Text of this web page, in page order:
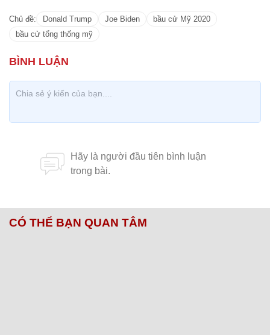
Chủ đề: Donald Trump Joe Biden
bầu cử Mỹ 2020
bầu cử tổng thống mỹ
CÓ THỂ BẠN QUAN TÂM